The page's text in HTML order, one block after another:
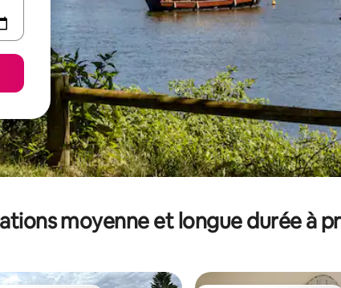
moyenne et longue durée à